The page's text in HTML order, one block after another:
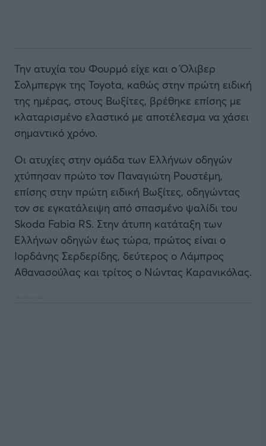
Την ατυχία του Φουρμό είχε και ο Όλιβερ
Σολμπεργκ της Toyota, καθώς στην πρώτη ειδική
της ημέρας, στους Βωξίτες, βρέθηκε επίσης με
κλαταρισμένο ελαστικό με αποτέλεσμα να χάσει
σημαντικό χρόνο.
Οι ατυχίες στην ομάδα των Ελλήνων οδηγών
χτύπησαν πρώτο τον Παναγιώτη Ρουστέμη,
επίσης στην πρώτη ειδική Βωξίτες, οδηγώντας
τον σε εγκατάλειψη από σπασμένο ψαλίδι του
Skoda Fabia RS. Στην άτυπη κατάταξη των
Ελλήνων οδηγών έως τώρα, πρώτος είναι ο
Ιορδάνης Σερδερίδης, δεύτερος ο Λάμπρος
Αθανασούλας και τρίτος ο Νώντας Καρανικόλας.